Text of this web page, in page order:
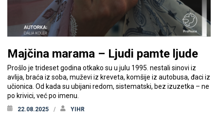
Majčina marama – Ljudi pamte ljude
Prošlo je trideset godina otkako su u julu 1995. nestali sinovi iz
avlija, braća iz soba, muževi iz kreveta, komšije iz autobusa, đaci iz
učionica. Od kada su ubijani redom, sistematski, bez izuzetka – ne
po krivici, već po imenu.
22.08.2025 YIHR